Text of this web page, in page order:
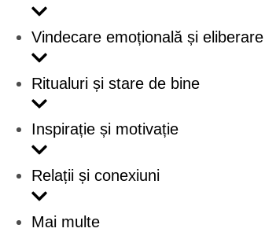
Vindecare emoțională și eliberare
Ritualuri și stare de bine
Inspirație și motivație
Relații și conexiuni
Mai multe